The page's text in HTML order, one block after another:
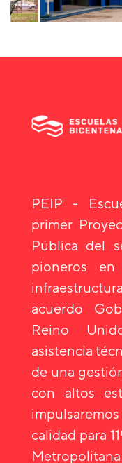
PEIP -
primer
Pública del
pioneros
acuerdo
Reino
asistencia
de una
con altos
calidad para
Metropolitana